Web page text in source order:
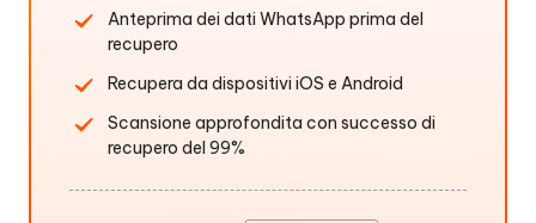
Anteprima dei dati WhatsApp prima del
recupero
Recupera da dispositivi iOS e Android
Scansione approfondita con successo di
recupero del 99%